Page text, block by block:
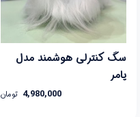
سگ کنترلی هوشمند مدل
پامر
4,980,000 تومان